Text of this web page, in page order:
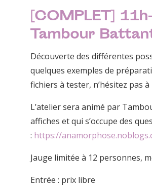
[COMPLET]
Tambour
Découverte des différentes
quelques exemples de
fichiers à tester, n’hésitez pas
L’atelier sera animé par
affiches et qui s’occupe des
: https://
Jauge limitée à 12 personnes,
Entrée : prix libre